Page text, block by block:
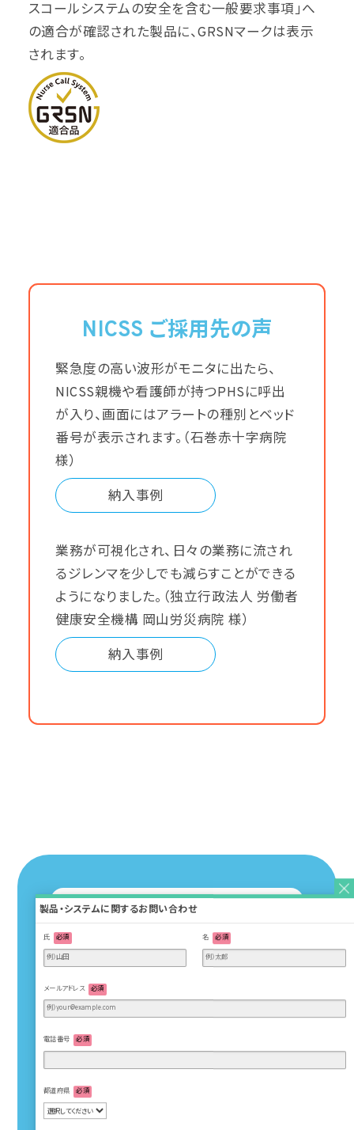
スコールシステムの安全を含む一般要求事項」へ
の適合が確認された製品に、GRSNマークは表示
されます。
NICSS ご採用先の声
緊急度の高い波形がモニタに出たら、
NICSS親機や看護師が持つPHSに呼出
が入り、画面にはアラートの種別とベッド
番号が表示されます。（石巻赤十字病院
様）
納入事例
業務が可視化され、日々の業務に流され
るジレンマを少しでも減らすことができる
ようになりました。（独立行政法人 労働者
健康安全機構 岡山労災病院 様）
納入事例
カタログ・
図面ダウンロード
お問い合わせ
採用情報
製品・システムに関するお問い合わせ
氏 必須 名 必須
メールアドレス 必須
電話番号 必須
都道府県 必須